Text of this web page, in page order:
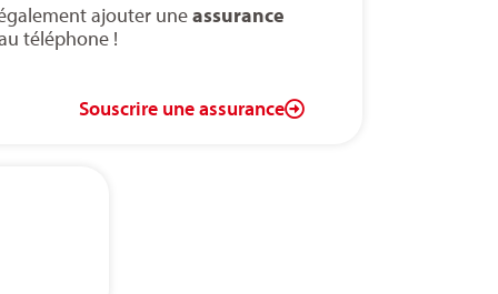
ajouter uneassurance
téléphone !
Souscrire une assurance